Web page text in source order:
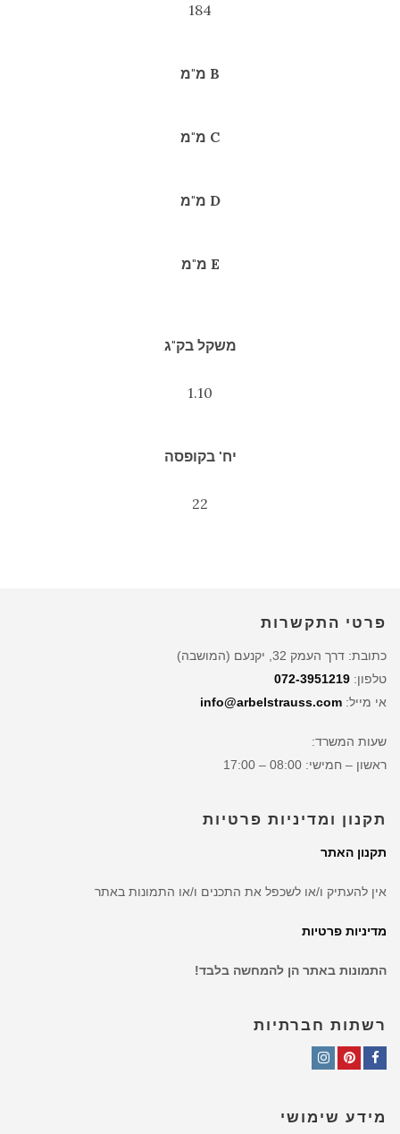
184
B מ"מ
C מ"מ
D מ"מ
E מ"מ
משקל בק"ג
1.10
יח' בקופסה
22
פרטי התקשרות
כתובת: דרך העמק 32, יקנעם (המושבה)
טלפון: 072-3951219
אי מייל: info@arbelstrauss.com
שעות המשרד:
ראשון – חמישי: 08:00 – 17:00
תקנון ומדיניות פרטיות
תקנון האתר
אין להעתיק ו/או לשכפל את התכנים ו/או התמונות באתר
מדיניות פרטיות
התמונות באתר הן להמחשה בלבד!
רשתות חברתיות
מידע שימושי